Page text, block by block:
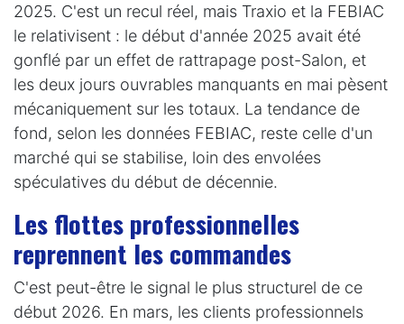
2025. C'est un recul réel, mais Traxio et la FEBIAC
le relativisent : le début d'année 2025 avait été
gonflé par un effet de rattrapage post-Salon, et
les deux jours ouvrables manquants en mai pèsent
mécaniquement sur les totaux. La tendance de
fond, selon les données FEBIAC, reste celle d'un
marché qui se stabilise, loin des envolées
spéculatives du début de décennie.
Les flottes professionnelles
reprennent les commandes
C'est peut-être le signal le plus structurel de ce
début 2026. En mars, les clients professionnels